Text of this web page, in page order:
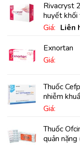
Rivacryst
huyết khối
Giá: Liên
Exnortan
Giá:
Thuốc
nhiễm
Giá:
Thuốc
quản